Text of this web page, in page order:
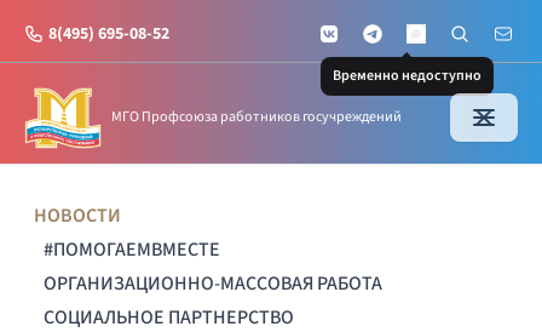
8(495) 695-08-52 VKontakteTelegramMAX
Временно недоступно
Поиск по
Почта
МГО Профсоюза работников госучреждений
НОВОСТИ
#ПОМОГАЕМВМЕСТЕ
ОРГАНИЗАЦИОННО-МАССОВАЯ РАБОТА
СОЦИАЛЬНОЕ ПАРТНЕРСТВО